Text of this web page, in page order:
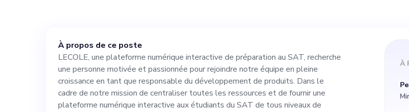
développement de produits.
notre mission de centraliser
À propos de ce poste
LECOLE, une plateforme numérique interactive de préparation au SAT, recherche
une personne motivée et passionnée pour rejoindre notre équipe en pleine
croissance en tant que responsable du développement de produits. Dans le
cadre de notre mission de centraliser toutes les ressources et de fournir une
plateforme numérique interactive aux étudiants du SAT de tous niveaux de
À